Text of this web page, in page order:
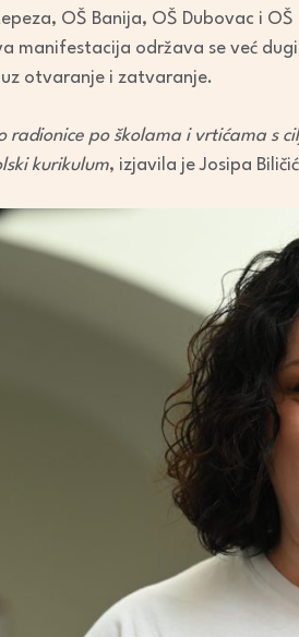
OŠ Banija, OŠ Dubovac i
manifestacija održava se već
otvaranje i zatvaranje.
radionice po školama i vrtićama s
kurikulum, izjavila je Josipa